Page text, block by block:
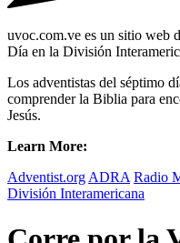
uvoc.com.ve es un sitio web
Día en la División
Los adventistas del séptimo
comprender la Biblia para
Jesús.
Learn More:
Adventist.org ADRA Radio
División Interamericana